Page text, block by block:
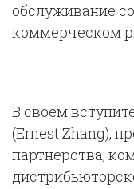
обслуживание
коммерческом
В своем
(Ernest Zhang),
партнерства,